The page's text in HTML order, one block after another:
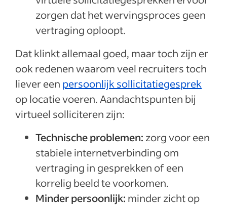
zorgen dat het wervingsproces geen
vertraging oploopt.
Dat klinkt allemaal goed, maar toch zijn er
ook redenen waarom veel recruiters toch
liever een persoonlijk sollicitatiegesprek
op locatie voeren. Aandachtspunten bij
virtueel solliciteren zijn:
Technische problemen: zorg voor een
stabiele internetverbinding om
vertraging in gesprekken of een
korrelig beeld te voorkomen.
Minder persoonlijk: minder zicht op